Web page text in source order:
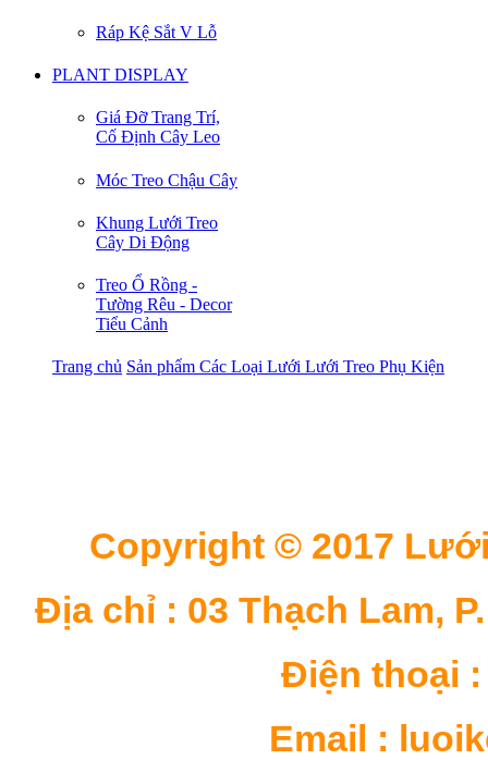
Ráp Kệ Sắt V Lỗ
PLANT DISPLAY
Giá Đỡ Trang Trí,
Cố Định Cây Leo
Móc Treo Chậu Cây
Khung Lưới Treo
Cây Di Động
Treo Ổ Rồng -
Tường Rêu - Decor
Tiểu Cảnh
Trang chủ Sản phẩm Các Loại Lưới Lưới Treo Phụ Kiện
Copyright © 2017
Địa chỉ : 03 Thạch Lam,
Điện thoại :
Email :